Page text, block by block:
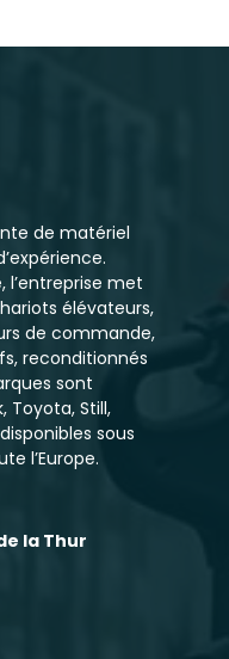
de matériel
l’entreprise met
élévateurs,
de commande,
reconditionnés
sont
Toyota, Still,
sous
l’Europe.
la Thur